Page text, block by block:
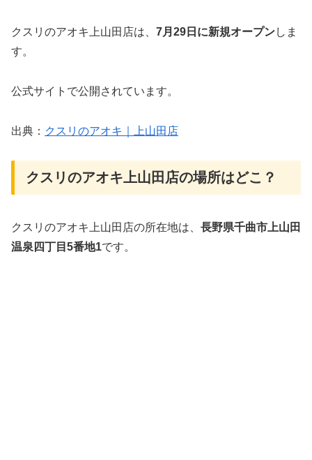
クスリのアオキ上山田店は、 7月29日に新規オープンしま
す。
公式サイトで公開されています。
出典： クスリのアオキ｜上山田店
クスリのアオキ上山田店の場所はどこ？
クスリのアオキ上山田店の所在地は、 長野県千曲市上山田
温泉四丁目5番地1です。